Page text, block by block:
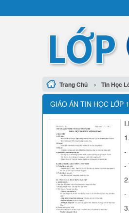
Trang Chủ › Tin Học
GIÁO ÁN TIN HỌC LỚP
-
-
-